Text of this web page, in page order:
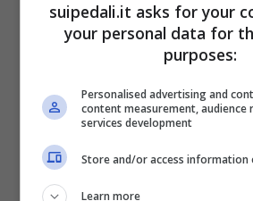
OSS
Il concorso pubblico dell’ASP
prevede l’assunzione di
occupa questa figura? L’OSS
assistenza agli ospiti delle
Sanitarie Assistenziali
suipedali.it asks for your
your personal data for
purposes:
Personalised advertising and
content measurement, audience
services development
Store and/or access information
Learn more